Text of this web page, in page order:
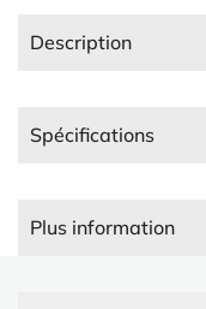
Description
Spécifications
Plus information